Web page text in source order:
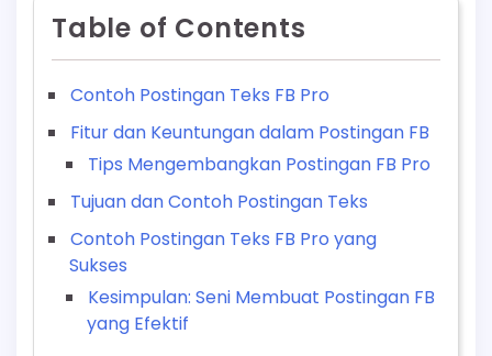
Table of Contents
Contoh Postingan Teks FB Pro
Fitur dan Keuntungan dalam Postingan FB
Tips Mengembangkan Postingan FB Pro
Tujuan dan Contoh Postingan Teks
Contoh Postingan Teks FB Pro yang
Sukses
Kesimpulan: Seni Membuat Postingan FB
yang Efektif